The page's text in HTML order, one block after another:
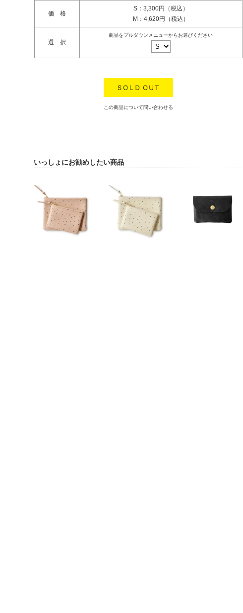
価 格
S：3,300円（税込）
M：4,620円（税込）
選 択
商品をプルダウンメニューからお選びください
この商品について問い合わせる
いっしょにお勧めしたい商品